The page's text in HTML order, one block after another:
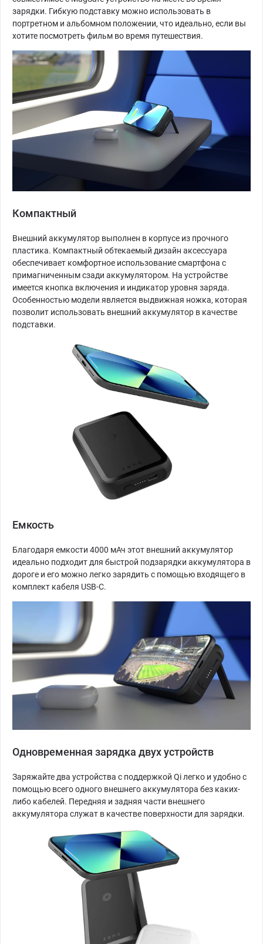
зарядки. Гибкую подставку можно использовать в
портретном и альбомном положении, что идеально, если вы
хотите посмотреть фильм во время путешествия.
Компактный
Внешний аккумулятор выполнен в корпусе из прочного
пластика. Компактный обтекаемый дизайн аксессуара
обеспечивает комфортное использование смартфона с
примагниченным сзади аккумулятором. На устройстве
имеется кнопка включения и индикатор уровня заряда.
Особенностью модели является выдвижная ножка, которая
позволит использовать внешний аккумулятор в качестве
подставки.
Емкость
Благодаря емкости 4000 мАч этот внешний аккумулятор
идеально подходит для быстрой подзарядки аккумулятора в
дороге и его можно легко зарядить с помощью входящего в
комплект кабеля USB-C.
Одновременная зарядка двух устройств
Заряжайте два устройства с поддержкой Qi легко и удобно с
помощью всего одного внешнего аккумулятора без каких-
либо кабелей. Передняя и задняя части внешнего
аккумулятора служат в качестве поверхности для зарядки.